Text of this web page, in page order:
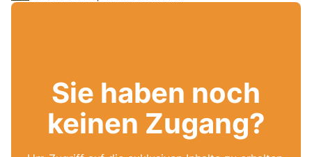
Sie haben noch
keinen Zugang?